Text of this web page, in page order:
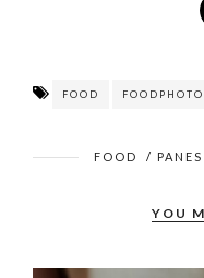
FOOD
FOOD /
YOU